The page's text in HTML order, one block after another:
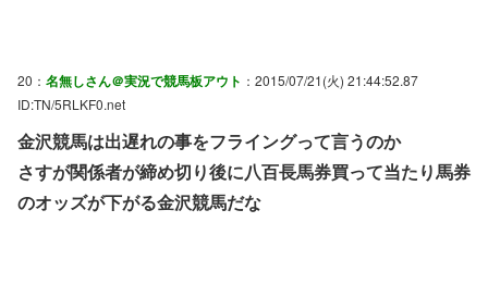
20： 名無しさん＠実況で競馬板アウト ：2015/07/21(火) 21:44:52.87
ID:TN/5RLKF0.net
金沢競馬は出遅れの事をフライングって言うのか
さすが関係者が締め切り後に八百長馬券買って当たり馬券
のオッズが下がる金沢競馬だな